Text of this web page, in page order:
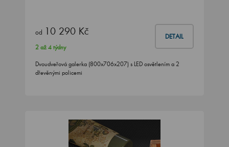
od 10 290 Kč DETAIL
2 až 4 týdny
Dvoudveřová galerka (800x706x207) s LED osvětlením a 2
dřevěnými policemi